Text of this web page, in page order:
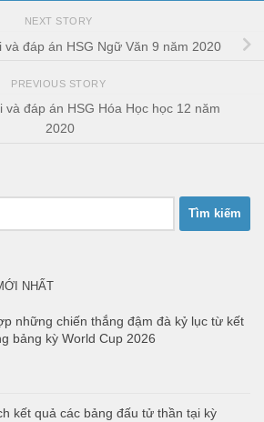
NEXT STORY
và đáp án HSG Ngữ Văn 9 năm 2020
PREVIOUS STORY
và đáp án HSG Hóa Học học 12 năm
2020
NHẤT
những chiến thắng đậm đà kỷ lục từ kết
bảng kỳ World Cup 2026
kết quả các bảng đấu tử thần tại kỳ